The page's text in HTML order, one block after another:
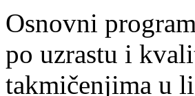
Osnovni
po uzrastu i
takmičenjima u